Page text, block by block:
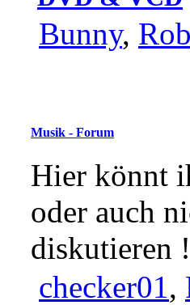
Bunny, Rob
Musik - Forum
Hier könnt
oder auch
diskutieren !
checker01,